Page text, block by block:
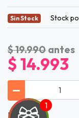
Sin Stock Stock
$ 19.990 antes
$ 14.993
Lista de Tí